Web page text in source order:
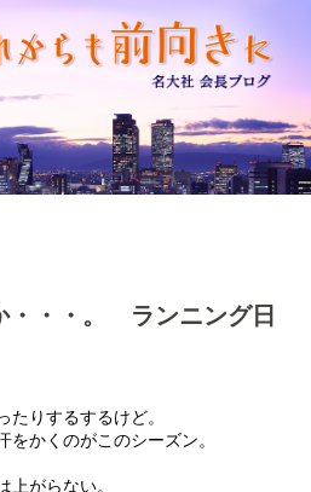
・・・。 ランニング日
たりするするけど。
をかくのがこのシーズン。
上がらない。